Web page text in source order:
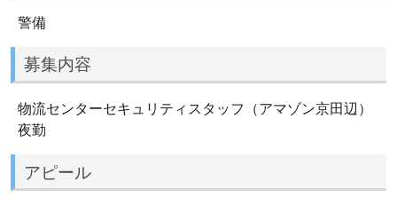
警備
募集内容
物流センターセキュリティスタッフ（アマゾン京田辺）
夜勤
アピール